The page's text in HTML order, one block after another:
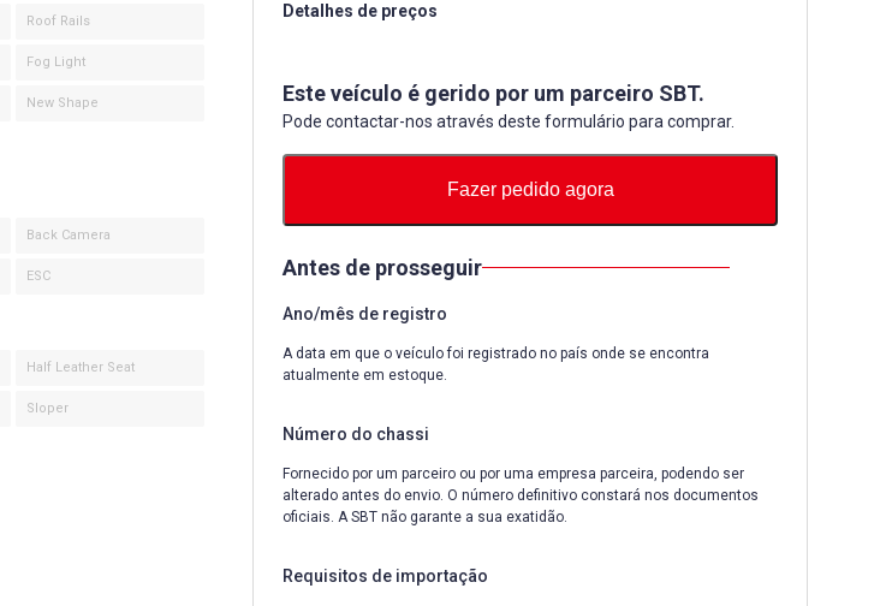
Detalhes de preços
Este veículo é gerido por um parceiro SBT.
Pode contactar-nos através deste formulário para comprar.
Fazer pedido agora
Antes de prosseguir
Ano/mês de registro
A data em que o veículo foi registrado no país onde se encontra
atualmente em estoque.
Número do chassi
Fornecido por um parceiro ou por uma empresa parceira, podendo ser
alterado antes do envio. O número definitivo constará nos documentos
oficiais. A SBT não garante a sua exatidão.
Requisitos de importação
Roof Rails
Fog Light
New Shape
Back Camera
ESC
Half Leather Seat
Sloper